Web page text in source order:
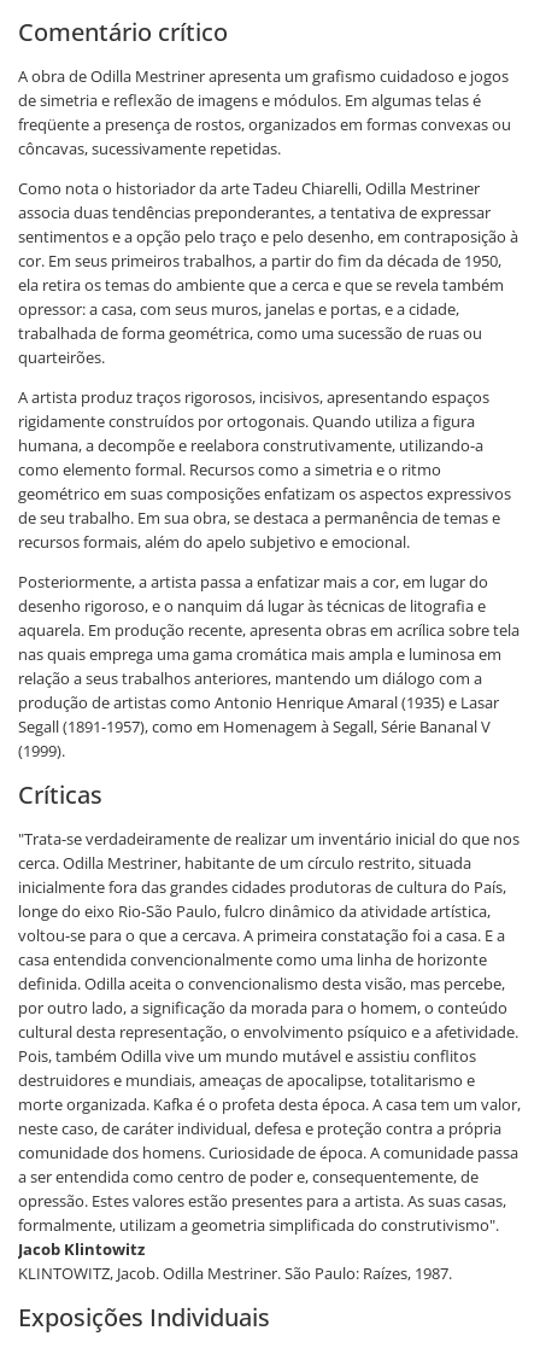
Comentário crítico
A obra de Odilla Mestriner apresenta um grafismo cuidadoso e jogos
de simetria e reflexão de imagens e módulos. Em algumas telas é
freqüente a presença de rostos, organizados em formas convexas ou
côncavas, sucessivamente repetidas.
Como nota o historiador da arte Tadeu Chiarelli, Odilla Mestriner
associa duas tendências preponderantes, a tentativa de expressar
sentimentos e a opção pelo traço e pelo desenho, em contraposição à
cor. Em seus primeiros trabalhos, a partir do fim da década de 1950,
ela retira os temas do ambiente que a cerca e que se revela também
opressor: a casa, com seus muros, janelas e portas, e a cidade,
trabalhada de forma geométrica, como uma sucessão de ruas ou
quarteirões.
A artista produz traços rigorosos, incisivos, apresentando espaços
rigidamente construídos por ortogonais. Quando utiliza a figura
humana, a decompõe e reelabora construtivamente, utilizando-a
como elemento formal. Recursos como a simetria e o ritmo
geométrico em suas composições enfatizam os aspectos expressivos
de seu trabalho. Em sua obra, se destaca a permanência de temas e
recursos formais, além do apelo subjetivo e emocional.
Posteriormente, a artista passa a enfatizar mais a cor, em lugar do
desenho rigoroso, e o nanquim dá lugar às técnicas de litografia e
aquarela. Em produção recente, apresenta obras em acrílica sobre tela
nas quais emprega uma gama cromática mais ampla e luminosa em
relação a seus trabalhos anteriores, mantendo um diálogo com a
produção de artistas como Antonio Henrique Amaral (1935) e Lasar
Segall (1891-1957), como em Homenagem à Segall, Série Bananal V
(1999).
Críticas
"Trata-se verdadeiramente de realizar um inventário inicial do que nos
cerca. Odilla Mestriner, habitante de um círculo restrito, situada
inicialmente fora das grandes cidades produtoras de cultura do País,
longe do eixo Rio-São Paulo, fulcro dinâmico da atividade artística,
voltou-se para o que a cercava. A primeira constatação foi a casa. E a
casa entendida convencionalmente como uma linha de horizonte
definida. Odilla aceita o convencionalismo desta visão, mas percebe,
por outro lado, a significação da morada para o homem, o conteúdo
cultural desta representação, o envolvimento psíquico e a afetividade.
Pois, também Odilla vive um mundo mutável e assistiu conflitos
destruidores e mundiais, ameaças de apocalipse, totalitarismo e
morte organizada. Kafka é o profeta desta época. A casa tem um valor,
neste caso, de caráter individual, defesa e proteção contra a própria
comunidade dos homens. Curiosidade de época. A comunidade passa
a ser entendida como centro de poder e, consequentemente, de
opressão. Estes valores estão presentes para a artista. As suas casas,
formalmente, utilizam a geometria simplificada do construtivismo".
Jacob Klintowitz
KLINTOWITZ, Jacob. Odilla Mestriner. São Paulo: Raízes, 1987.
Exposições Individuais